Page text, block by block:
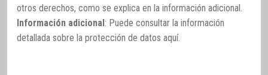
otros derechos, como se explica en la información adicional.
Información adicional : Puede consultar la información
detallada sobre la protección de datos aquí.